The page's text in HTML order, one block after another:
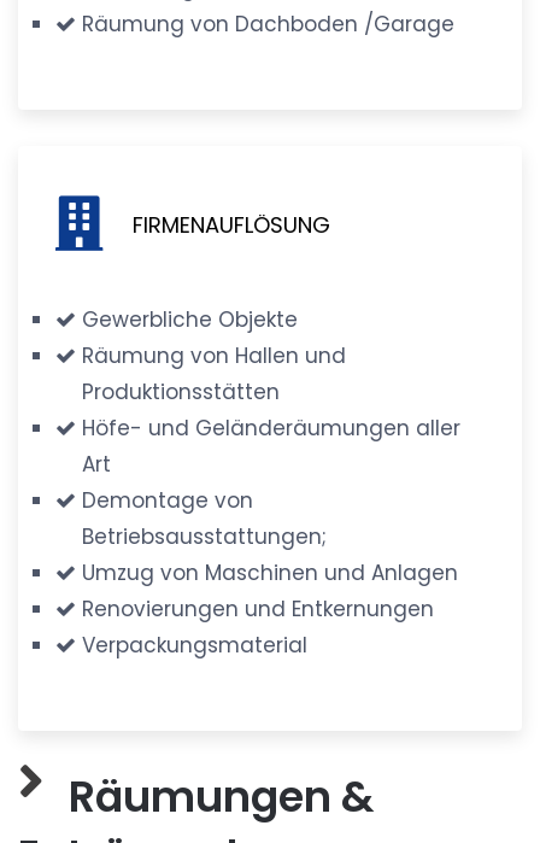
Räumung von Dachboden /Garage
FIRMENAUFLÖSUNG
Gewerbliche Objekte
Räumung von Hallen und
Produktionsstätten
Höfe- und Geländeräumungen aller
Art
Demontage von
Betriebsausstattungen;
Umzug von Maschinen und Anlagen
Renovierungen und Entkernungen
Verpackungsmaterial
Räumungen &